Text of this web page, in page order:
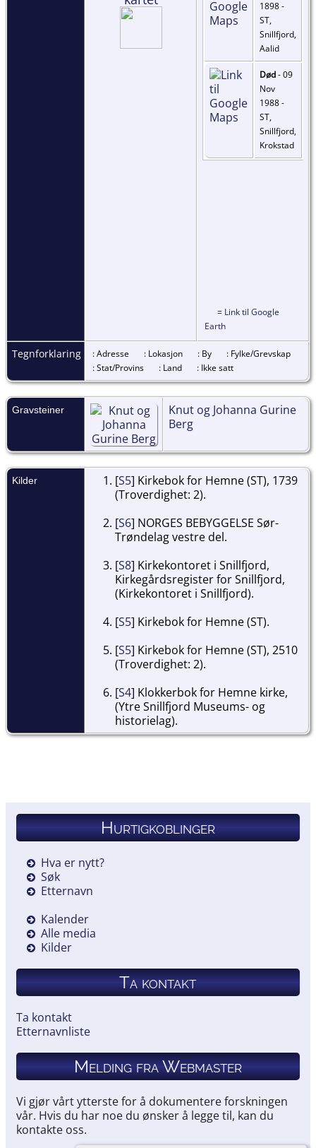
1898 -
ST,
Snillfjord,
Aalid
Død- 09
Nov
1988 -
ST,
Snillfjord,
Krokstad
= Link til Google
Earth
Tegnforklaring : Adresse : Lokasjon : By
: Fylke/Grevskap
: Stat/Provins
: Land : Ikke satt
Gravsteiner
Knut og Johanna Gurine
Berg
Kilder [S5] Kirkebok for Hemne (ST), 1739
(Troverdighet: 2).
[S6] NORGES BEBYGGELSE Sør-
Trøndelag vestre del.
[S8] Kirkekontoret i Snillfjord,
Kirkegårdsregister for Snillfjord,
(Kirkekontoret i Snillfjord).
[S5] Kirkebok for Hemne (ST).
[S5] Kirkebok for Hemne (ST), 2510
(Troverdighet: 2).
[S4] Klokkerbok for Hemne kirke,
(Ytre Snillfjord Museums- og
historielag).
Hurtigkoblinger
Hva er nytt?
Søk
Etternavn
Kalender
Alle media
Kilder
Ta kontakt
Ta kontakt
Etternavnliste
Melding fra Webmaster
Vi gjør vårt ytterste for å dokumentere forskningen
vår. Hvis du har noe du ønsker å legge til, kan du
kontakte oss.